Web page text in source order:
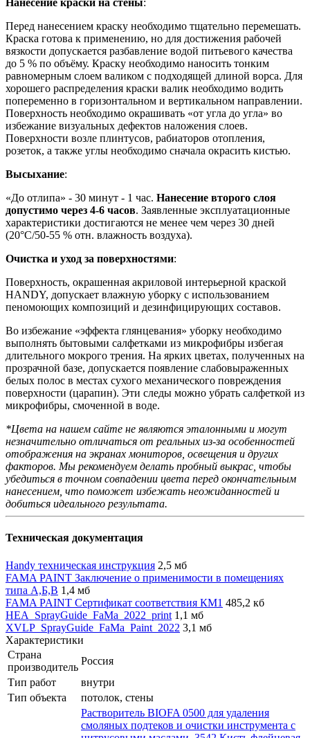
Нанесение краски на стены:
Перед нанесением краску необходимо тщательно перемешать.
Краска готова к применению, но для достижения рабочей
вязкости допускается разбавление водой питьевого качества
до 5 % по объёму. Краску необходимо наносить тонким
равномерным слоем валиком с подходящей длиной ворса. Для
хорошего распределения краски валик необходимо водить
попеременно в горизонтальном и вертикальном направлении.
Поверхность необходимо окрашивать «от угла до угла» во
избежание визуальных дефектов наложения слоев.
Поверхности возле плинтусов, рабиаторов отопления,
розеток, а также углы необходимо сначала окрасить кистью.
Высыхание:
«До отлипа» - 30 минут - 1 час. Нанесение второго слоя
допустимо через 4-6 часов. Заявленные эксплуатационные
характеристики достигаются не менее чем через 30 дней
(20°C/50-55 % отн. влажность воздуха).
Очистка и уход за поверхностями:
Поверхность, окрашенная акриловой интерьерной краской
HANDY, допускает влажную уборку с использованием
пеномоющих композиций и дезинфицирующих составов.
Во избежание «эффекта глянцевания» уборку необходимо
выполнять бытовыми салфетками из микрофибры избегая
длительного мокрого трения. На ярких цветах, полученных на
прозрачной базе, допускается появление слабовыраженных
белых полос в местах сухого механического повреждения
поверхности (царапин). Эти следы можно убрать салфеткой из
микрофибры, смоченной в воде.
*Цвета на нашем сайте не являются эталонными и могут
незначительно отличаться от реальных из-за особенностей
отображения на экранах мониторов, освещения и других
факторов. Мы рекомендуем делать пробный выкрас, чтобы
убедиться в точном совпадении цвета перед окончательным
нанесением, что поможет избежать неожиданностей и
добиться идеального результата.
Техническая документация
Handy техническая инструкция 2,5 мб
FAMA PAINT Заключение о применимости в помещениях
типа А,Б,В 1,4 мб
FAMA PAINT Сертификат соответствия КМ1 485,2 кб
HEA_SprayGuide_FaMa_2022_print 1,1 мб
XVLP_SprayGuide_FaMa_Paint_2022 3,1 мб
Характеристики
Страна
производитель
Россия
Тип работ
внутри
Тип объекта
потолок, стены
Растворитель BIOFA 0500 для удаления
смоляных подтеков и очистки инструмента с